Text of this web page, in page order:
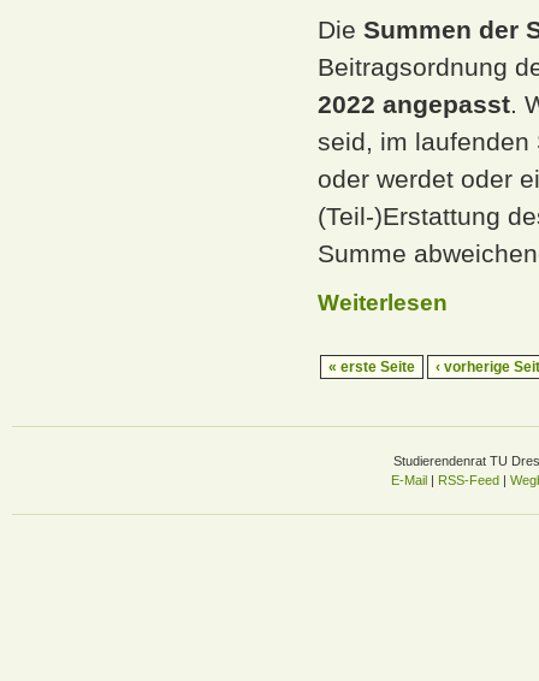
Die Summen der
Beitragsordnung
2022 angepasst.
seid, im laufenden
oder werdet oder
(Teil-)Erstattung
Summe
Weiterlesen
« erste Seite ‹ vorherige
Studierendenrat TU
E-Mail| RSS-Feed|